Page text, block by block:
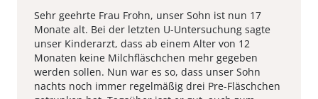
Sehr geehrte Frau Frohn, unser Sohn ist nun 17
Monate alt. Bei der letzten U-Untersuchung sagte
unser Kinderarzt, dass ab einem Alter von 12
Monaten keine Milchfläschchen mehr gegeben
werden sollen. Nun war es so, dass unser Sohn
nachts noch immer regelmäßig drei Pre-Fläschchen